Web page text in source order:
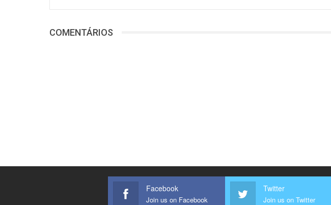
COMENTÁRIOS
Facebook
Join us on Facebook
Twitter
Join us on Twitter